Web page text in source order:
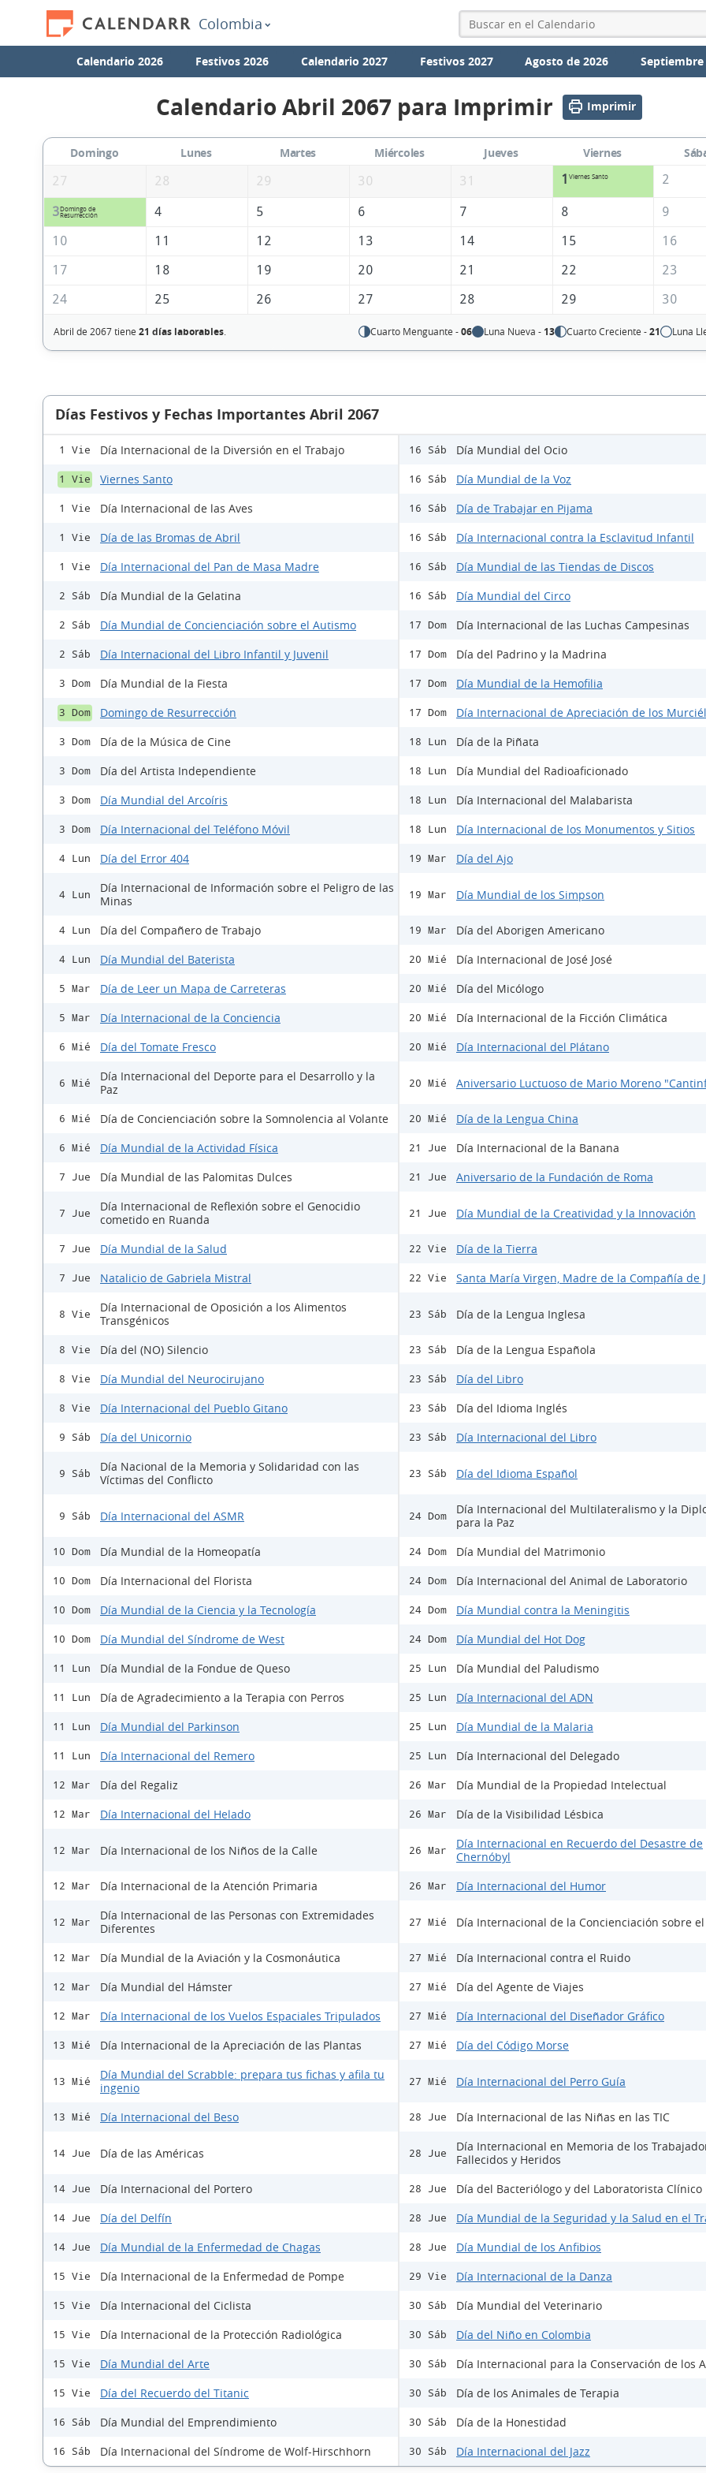
Colombia
Calendario 2026 Festivos 2026 Calendario 2027 Festivos 2027 Agosto de 2026 Septiembre
Calendario Abril 2067 para Imprimir Imprimir
Domingo Lunes Martes Miércoles Jueves Viernes
27
28 29 30 31 1 Viernes Santo 2
3Domingo de
Resurrección
4 5 6 7 8
9
10
11 12 13 14 15
16
17
18 19 20 21 22
23
24
25 26 27 28 29 30
Abril de 2067 tiene 21 días laborables. Cuarto Menguante -06 Luna Nueva - 13 Cuarto Creciente -21 Luna
Días Festivos y Fechas Importantes Abril 2067
1 Vie Día Internacional de la Diversión en el Trabajo
1 Vie Viernes Santo
1 Vie Día Internacional de las Aves
1 Vie Día de las Bromas de Abril
1 Vie Día Internacional del Pan de Masa Madre
2 Sáb Día Mundial de la Gelatina
2 Sáb Día Mundial de Concienciación sobre el Autismo
2 Sáb Día Internacional del Libro Infantil y Juvenil
3 Dom Día Mundial de la Fiesta
3 Dom Domingo de Resurrección
3 Dom Día de la Música de Cine
3 Dom Día del Artista Independiente
3 Dom Día Mundial del Arcoíris
3 Dom Día Internacional del Teléfono Móvil
4 Lun Día del Error 404
4 Lun
Día Internacional de Información sobre el Peligro de las
Minas
4 Lun Día del Compañero de Trabajo
4 Lun Día Mundial del Baterista
5 Mar Día de Leer un Mapa de Carreteras
5 Mar Día Internacional de la Conciencia
6 Mié Día del Tomate Fresco
6 Mié
Día Internacional del Deporte para el Desarrollo y la
Paz
6 Mié Día de Concienciación sobre la Somnolencia al Volante
6 Mié Día Mundial de la Actividad Física
7 Jue Día Mundial de las Palomitas Dulces
7 Jue
Día Internacional de Reflexión sobre el Genocidio
cometido en Ruanda
7 Jue Día Mundial de la Salud
7 Jue Natalicio de Gabriela Mistral
8 Vie
Día Internacional de Oposición a los Alimentos
Transgénicos
8 Vie Día del (NO) Silencio
8 Vie Día Mundial del Neurocirujano
8 Vie Día Internacional del Pueblo Gitano
9 Sáb Día del Unicornio
9 Sáb
Día Nacional de la Memoria y Solidaridad con las
Víctimas del Conflicto
9 Sáb Día Internacional del ASMR
10 Dom Día Mundial de la Homeopatía
10 Dom Día Internacional del Florista
10 Dom Día Mundial de la Ciencia y la Tecnología
10 Dom Día Mundial del Síndrome de West
11 Lun Día Mundial de la Fondue de Queso
11 Lun Día de Agradecimiento a la Terapia con Perros
11 Lun Día Mundial del Parkinson
11 Lun Día Internacional del Remero
12 Mar Día del Regaliz
12 Mar Día Internacional del Helado
12 Mar Día Internacional de los Niños de la Calle
12 Mar Día Internacional de la Atención Primaria
12 Mar
Día Internacional de las Personas con Extremidades
Diferentes
12 Mar Día Mundial de la Aviación y la Cosmonáutica
12 Mar Día Mundial del Hámster
12 Mar Día Internacional de los Vuelos Espaciales Tripulados
13 Mié Día Internacional de la Apreciación de las Plantas
13 Mié
Día Mundial del Scrabble: prepara tus fichas y afila tu
ingenio
13 Mié Día Internacional del Beso
14 Jue Día de las Américas
14 Jue Día Internacional del Portero
14 Jue Día del Delfín
14 Jue Día Mundial de la Enfermedad de Chagas
15 Vie Día Internacional de la Enfermedad de Pompe
15 Vie Día Internacional del Ciclista
15 Vie Día Internacional de la Protección Radiológica
15 Vie Día Mundial del Arte
15 Vie Día del Recuerdo del Titanic
16 Sáb Día Mundial del Emprendimiento
16 Sáb Día Internacional del Síndrome de Wolf-Hirschhorn
16 Sáb Día Mundial del Ocio
16 Sáb Día Mundial de la Voz
16 Sáb Día de Trabajar en Pijama
16 Sáb Día Internacional contra la Esclavitud Infantil
16 Sáb Día Mundial de las Tiendas de Discos
16 Sáb Día Mundial del Circo
17 Dom Día Internacional de las Luchas Campesinas
17 Dom Día del Padrino y la Madrina
17 Dom Día Mundial de la Hemofilia
17 Dom Día Internacional de Apreciación de los
18 Lun Día de la Piñata
18 Lun Día Mundial del Radioaficionado
18 Lun Día Internacional del Malabarista
18 Lun Día Internacional de los Monumentos y Sitios
19 Mar Día del Ajo
19 Mar Día Mundial de los Simpson
19 Mar Día del Aborigen Americano
20 Mié Día Internacional de José José
20 Mié Día del Micólogo
20 Mié Día Internacional de la Ficción Climática
20 Mié Día Internacional del Plátano
20 Mié Aniversario Luctuoso de Mario Moreno
20 Mié Día de la Lengua China
21 Jue Día Internacional de la Banana
21 Jue Aniversario de la Fundación de Roma
21 Jue Día Mundial de la Creatividad y la Innovación
22 Vie Día de la Tierra
22 Vie Santa María Virgen, Madre de la Compañía de
23 Sáb Día de la Lengua Inglesa
23 Sáb Día de la Lengua Española
23 Sáb Día del Libro
23 Sáb Día del Idioma Inglés
23 Sáb Día Internacional del Libro
23 Sáb Día del Idioma Español
24 Dom
Día Internacional del Multilateralismo y la
para la Paz
24 Dom Día Mundial del Matrimonio
24 Dom Día Internacional del Animal de Laboratorio
24 Dom Día Mundial contra la Meningitis
24 Dom Día Mundial del Hot Dog
25 Lun Día Mundial del Paludismo
25 Lun Día Internacional del ADN
25 Lun Día Mundial de la Malaria
25 Lun Día Internacional del Delegado
26 Mar Día Mundial de la Propiedad Intelectual
26 Mar Día de la Visibilidad Lésbica
26 Mar
Día Internacional en Recuerdo del Desastre de
Chernóbyl
26 Mar Día Internacional del Humor
27 Mié Día Internacional de la Concienciación sobre
27 Mié Día Internacional contra el Ruido
27 Mié Día del Agente de Viajes
27 Mié Día Internacional del Diseñador Gráfico
27 Mié Día del Código Morse
27 Mié Día Internacional del Perro Guía
28 Jue Día Internacional de las Niñas en las TIC
28 Jue
Día Internacional en Memoria de los
Fallecidos y Heridos
28 Jue Día del Bacteriólogo y del Laboratorista Clínico
28 Jue Día Mundial de la Seguridad y la Salud en el
28 Jue Día Mundial de los Anfibios
29 Vie Día Internacional de la Danza
30 Sáb Día Mundial del Veterinario
30 Sáb Día del Niño en Colombia
30 Sáb Día Internacional para la Conservación de los
30 Sáb Día de los Animales de Terapia
30 Sáb Día de la Honestidad
30 Sáb Día Internacional del Jazz